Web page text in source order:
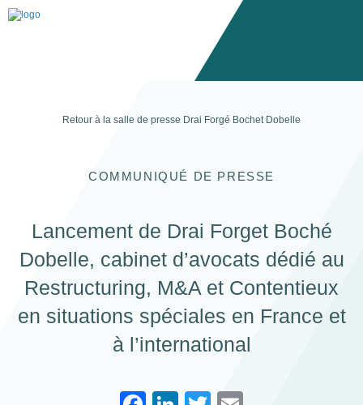
Retour à la salle de presse Drai Forgé Bochet Dobelle
COMMUNIQUÉ DE PRESSE
Lancement de Drai Forget Boché
Dobelle, cabinet d’avocats dédié au
Restructuring, M&A et Contentieux
en situations spéciales en France et
à l’international